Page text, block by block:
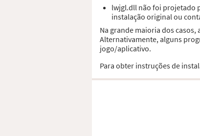
lwjgl.dll não foi projetado
instalação original ou
Na grande maioria dos
Alternativamente, alguns
jogo/aplicativo.
Para obter instruções de